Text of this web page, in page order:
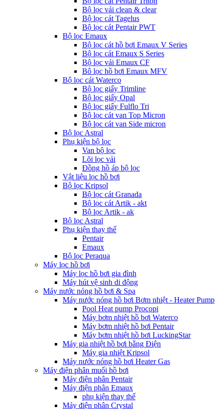
Bộ lọc vải clean & clear
Bộ lọc cát Tagelus
Bộ lọc cát Pentair PWT
Bộ lọc Emaux
Bộ lọc cát hồ bơi Emaux V Series
Bộ lọc cát Emaux S Series
Bộ lọc vải Emaux CF
Bô lọc hồ bơi Emaux MFV
Bộ lọc cát Waterco
Bộ lọc giấy Trimline
Bộ lọc giấy Opal
Bộ lọc giấy Fulflo Tri
Bộ lọc cát van Top Micron
Bộ lọc cát van Side micron
Bộ lọc Astral
Phụ kiện bộ lọc
Van bộ lọc
Lõi lọc vải
Đồng hồ áp bộ lọc
Vật liệu lọc hồ bơi
Bộ lọc Kripsol
Bộ lọc cát Granada
Bộ lọc cát Artik - akt
Bộ lọc Artik - ak
Bộ lọc Astral
Phụ kiện thay thế
Pentair
Emaux
Bộ lọc Peraqua
Máy lọc hồ bơi
Máy lọc hồ bơi gia đình
Máy hút vệ sinh di động
Máy nước nóng hồ bơi & Spa
Máy nước nóng hồ bơi Bơm nhiệt - Heater Pump
Pool Heat pump Procopi
Máy bơm nhiệt hồ bơi Waterco
Máy bơm nhiệt hồ bơi Pentair
Máy bơm nhiệt hồ bơi LuckingStar
Máy gia nhiệt hồ bơi bằng Điện
Máy gia nhiệt Kripsol
Máy nước nóng hồ bơi Heater Gas
Máy điện phân muối hồ bơi
Máy điện phân Pentair
Máy điện phân Emaux
phụ kiện thay thế
Máy điện phân Crystal